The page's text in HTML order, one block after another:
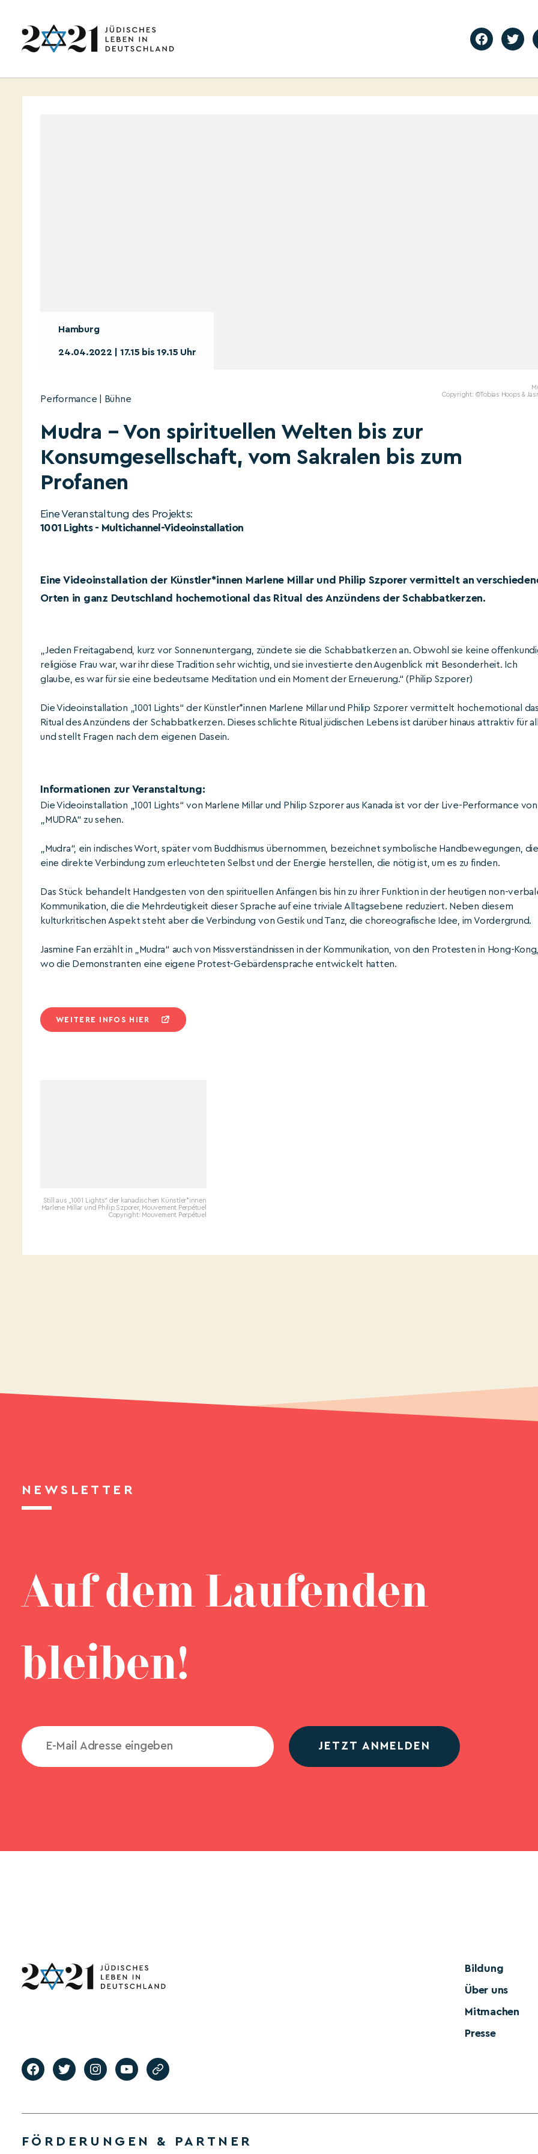
Hamburg
24.04.2022 | 17.15 bis 19.15 Uhr
Copyright: ©Tobias Hoops &
Performance | Bühne
Mudra – Von spirituellen Welten bis zur
Konsumgesellschaft, vom Sakralen bis zum
Profanen
Eine Veranstaltung des Projekts:
1001 Lights - Multichannel-Videoinstallation
Eine Videoinstallation der Künstler*innen Marlene Millar und Philip Szporer vermittelt an
Orten in ganz Deutschland hochemotional das Ritual des Anzündens der Schabbatkerzen.
„Jeden Freitagabend, kurz vor Sonnenuntergang, zündete sie die Schabbatkerzen an. Obwohl sie keine
religiöse Frau war, war ihr diese Tradition sehr wichtig, und sie investierte den Augenblick mit Besonderheit. Ich
glaube, es war für sie eine bedeutsame Meditation und ein Moment der Erneuerung.“ (Philip Szporer)
Die Videoinstallation „1001 Lights“ der Künstler*innen Marlene Millar und Philip Szporer vermittelt hochemotional das
Ritual des Anzündens der Schabbatkerzen. Dieses schlichte Ritual jüdischen Lebens ist darüber hinaus attraktiv für
und stellt Fragen nach dem eigenen Dasein.
Informationen zur Veranstaltung:
Die Videoinstallation „1001 Lights“ von Marlene Millar und Philip Szporer aus Kanada ist vor der Live-Performance von
„MUDRA“ zu sehen.
„Mudra“, ein indisches Wort, später vom Buddhismus übernommen, bezeichnet symbolische Handbewegungen, die
eine direkte Verbindung zum erleuchteten Selbst und der Energie herstellen, die nötig ist, um es zu finden.
Das Stück behandelt Handgesten von den spirituellen Anfängen bis hin zu ihrer Funktion in der heutigen non-
Kommunikation, die die Mehrdeutigkeit dieser Sprache auf eine triviale Alltagsebene reduziert. Neben diesem
kulturkritischen Aspekt steht aber die Verbindung von Gestik und Tanz, die choreografische Idee, im Vordergrund.
Jasmine Fan erzählt in „Mudra“ auch von Missverständnissen in der Kommunikation, von den Protesten in Hong-Kong,
wo die Demonstranten eine eigene Protest-Gebärdensprache entwickelt hatten.
WEITERE INFOS HIER
Still aus „1001 Lights“ der kanadischen Künstler*innen
Marlene Millar und Philip Szporer, Mouvement Perpétuel
Copyright: Mouvement Perpétuel
NEWSLETTER
Auf dem Laufenden
bleiben!
JETZT ANMELDEN
Bildung
Über uns
Mitmachen
Presse
FÖRDERUNGEN & PARTNER